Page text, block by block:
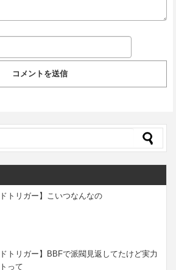
ドトリガー】こいつなんなの
ドトリガー】BBFで派閥見返してたけど実力
って